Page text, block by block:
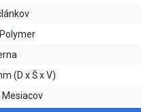
(D x Š x V)
Mesiacov